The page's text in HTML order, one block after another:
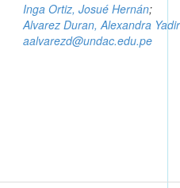
Inga Ortiz, Josué Hernán;
Alvarez Duran, Alexandra
aalvarezd@undac.edu.pe